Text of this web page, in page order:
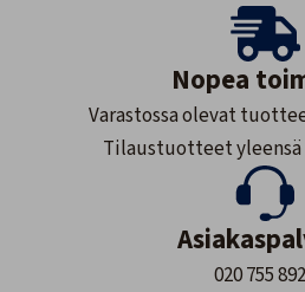
Nopea
Varastossa olevat
Tilaustuotteet yleensä
020 755